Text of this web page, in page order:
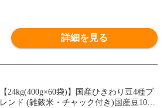
詳細を見る
【24kg(400g×60袋)】国産ひきわり豆4種ブ
レンド (雑穀米・チャック付き)国産豆10